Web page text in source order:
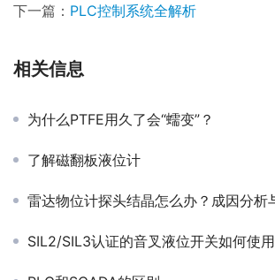
下一篇： PLC控制系统全解析
相关信息
为什么PTFE用久了会“蠕变”？
了解磁翻板液位计
雷达物位计探头结晶怎么办？成因分析
SIL2/SIL3认证的音叉液位开关如何使用